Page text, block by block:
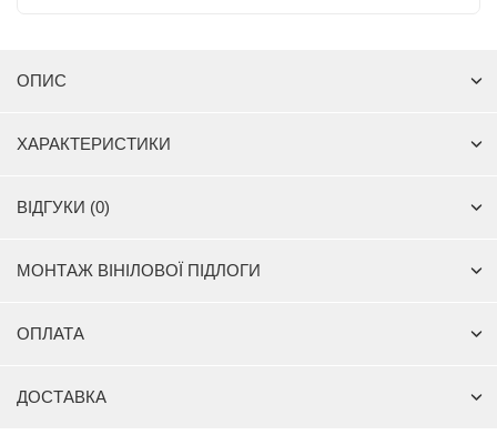
ОПИС
ХАРАКТЕРИСТИКИ
ВІДГУКИ (0)
МОНТАЖ ВІНІЛОВОЇ ПІДЛОГИ
ОПЛАТА
ДОСТАВКА